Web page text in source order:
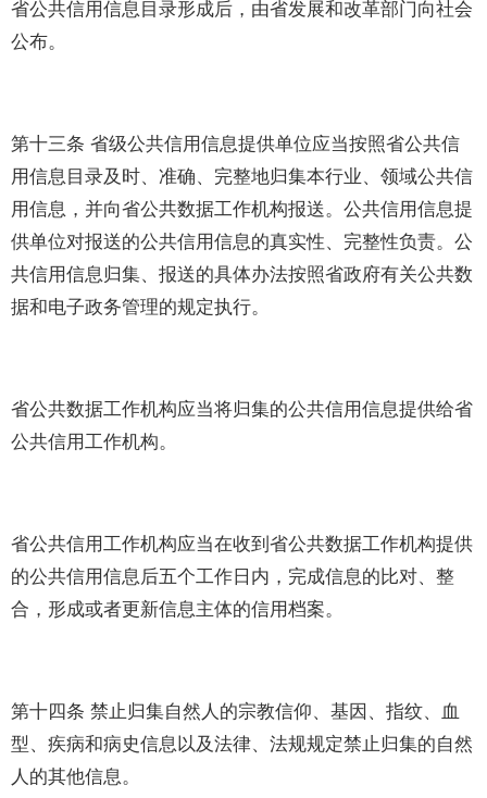
省公共信用信息目录形成后，由省发展和改革部门向社会
公布。
第十三条 省级公共信用信息提供单位应当按照省公共信
用信息目录及时、准确、完整地归集本行业、领域公共信
用信息，并向省公共数据工作机构报送。公共信用信息提
供单位对报送的公共信用信息的真实性、完整性负责。公
共信用信息归集、报送的具体办法按照省政府有关公共数
据和电子政务管理的规定执行。
省公共数据工作机构应当将归集的公共信用信息提供给省
公共信用工作机构。
省公共信用工作机构应当在收到省公共数据工作机构提供
的公共信用信息后五个工作日内，完成信息的比对、整
合，形成或者更新信息主体的信用档案。
第十四条 禁止归集自然人的宗教信仰、基因、指纹、血
型、疾病和病史信息以及法律、法规规定禁止归集的自然
人的其他信息。